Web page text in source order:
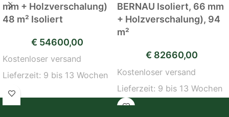
mm + Holzverschalung)
48 m² Isoliert
€ 54600,00
Kostenloser versand
Lieferzeit: 9 bis 13 Wochen
BERNAU Isoliert, 66 mm
+ Holzverschalung), 94
m²
€ 82660,00
Kostenloser versand
Lieferzeit: 9 bis 13 Wochen